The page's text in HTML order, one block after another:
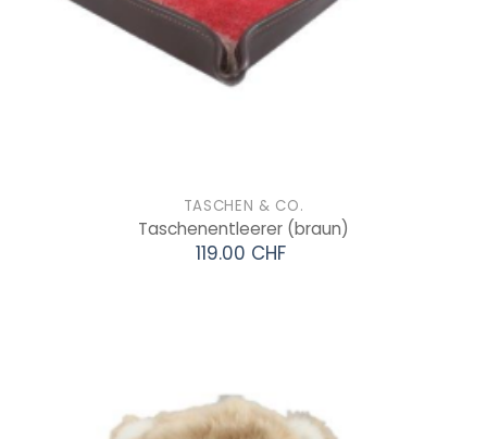
TASCHEN & CO.
Taschenentleerer (braun)
119.00 CHF